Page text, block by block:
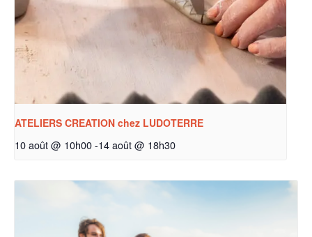
ATELIERS CREATION chez LUDOTERRE
10 août @ 10h00-14 août @ 18h30